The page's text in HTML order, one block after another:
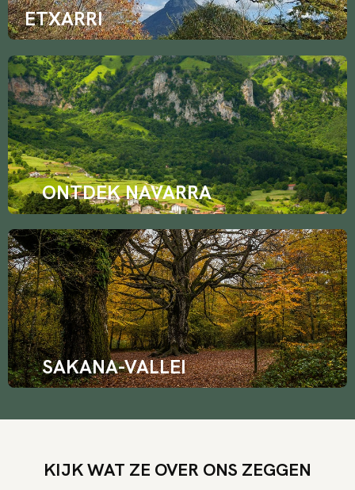
ETXARRI
ONTDEK NAVARRA
SAKANA-VALLEI
KIJK WAT ZE OVER ONS ZEGGEN